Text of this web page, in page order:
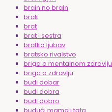
brain no brain
brak
brat
brat i sestra
bratka ljubav
bratsko rivalstvo
briga o mentalnom zdravlju
briga o zdravlju
budi dobar
budi dobra
budi dobro